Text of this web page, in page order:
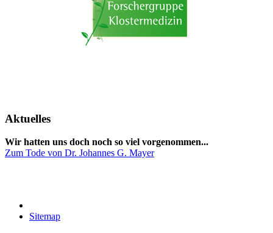
Aktuelles
Wir hatten uns doch noch so viel vorgenommen...
Zum Tode von Dr. Johannes G. Mayer
Sitemap